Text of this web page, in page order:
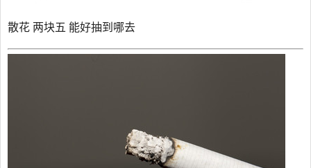
散花 两块五 能好抽到哪去